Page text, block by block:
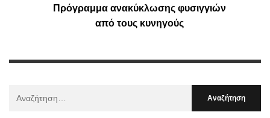
Πρόγραμμα ανακύκλωσης φυσιγγιών
από τους κυνηγούς